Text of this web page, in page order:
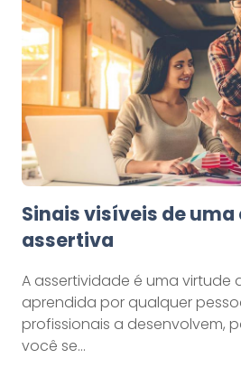
Sinais visíveis de
assertiva
A assertividade é uma virtude
aprendida por qualquer
profissionais a desenvolvem,
você se…